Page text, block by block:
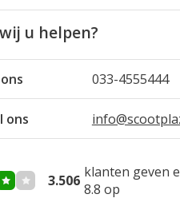
Zeer gebruiksvriendelijk.
zouden luchtbandjes
ten goede komen.
03/2022
u helpen?
033-4555444
ons
3.506 klanten geven
8.8 op